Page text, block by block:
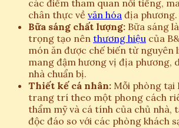
các điểm tham quan nổi tiếng,
chân thực về văn hóa địa phương.
Bữa sáng chất lượng: Bữa sáng
trọng tạo nên thương hiệu của
món ăn được chế biến từ nguyên
mang đậm hương vị địa phương,
nhà chuẩn bị.
Thiết kế cá nhân: Mỗi phòng tại
trang trí theo một phong cách
thẩm mỹ và cá tính của chủ nhà,
độc đáo so với các phòng khách